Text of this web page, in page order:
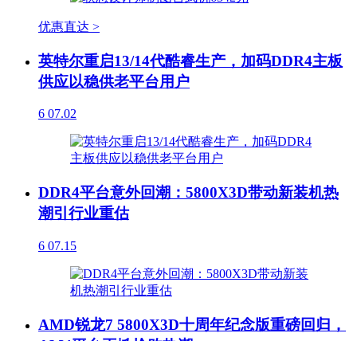
优惠直达 >
英特尔重启13/14代酷睿生产，加码DDR4主板
供应以稳供老平台用户
6 07.02
DDR4平台意外回潮：5800X3D带动新装机热
潮引行业重估
6 07.15
AMD锐龙7 5800X3D十周年纪念版重磅回归，